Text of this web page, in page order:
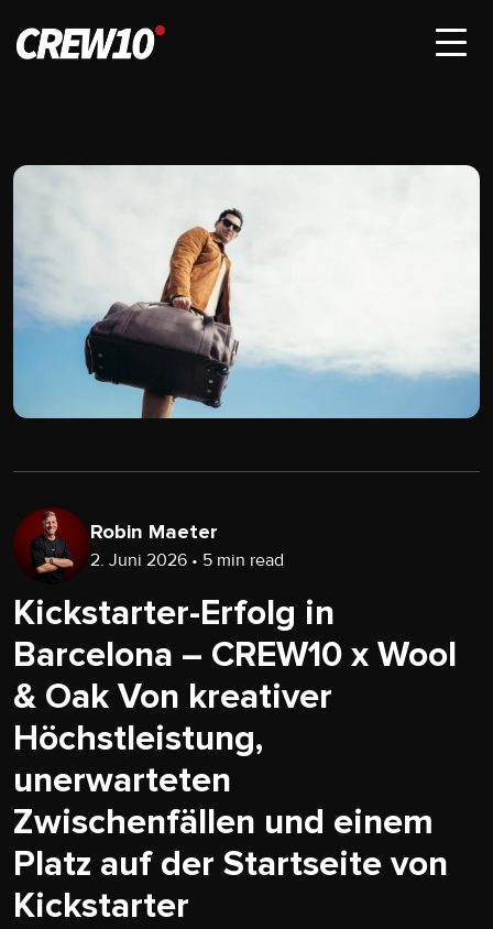
Robin Maeter
2. Juni 2026 • 5 min read
Kickstarter-Erfolg in
Barcelona – CREW10 x Wool
& Oak Von kreativer
Höchstleistung,
unerwarteten
Zwischenfällen und einem
Platz auf der Startseite von
Kickstarter